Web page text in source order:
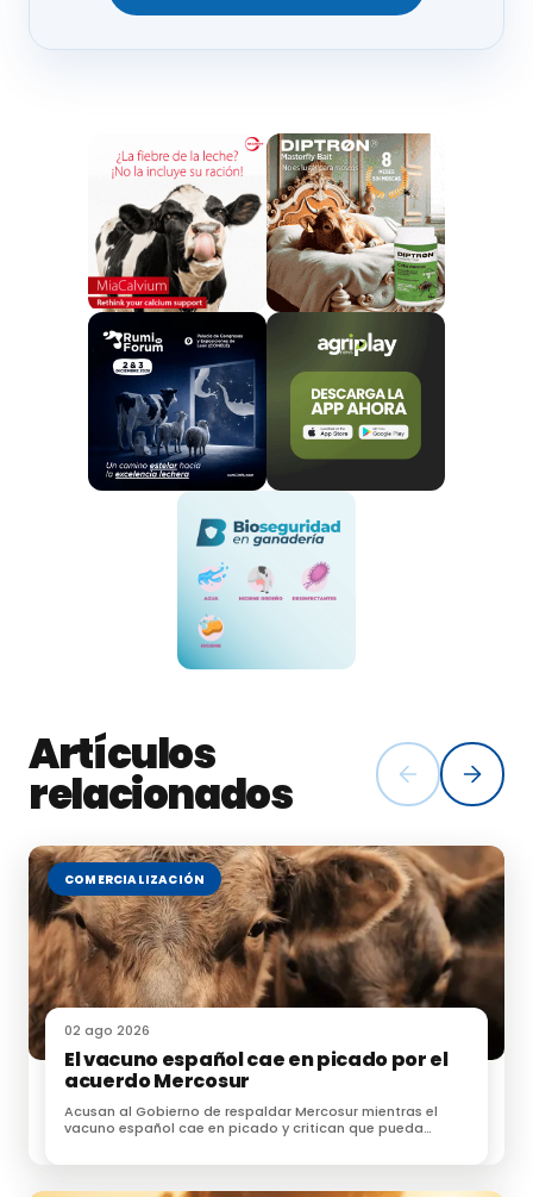
Artículos
relacionados
COMERCIALIZACIÓN
02 ago 2026
El vacuno español cae en picado por el
acuerdo Mercosur
Acusan al Gobierno de respaldar Mercosur mientras el
vacuno español cae en picado y critican que pueda